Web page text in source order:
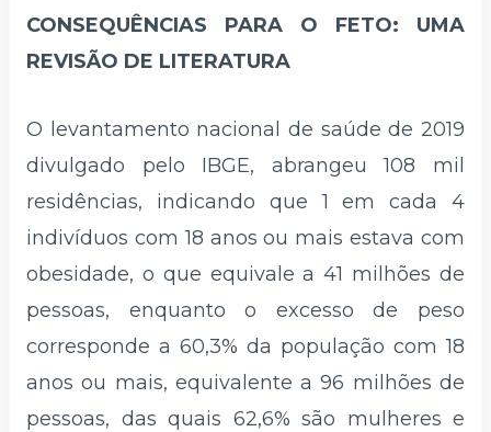
CONSEQUÊNCIAS PARA O FETO: UMA
REVISÃO DE LITERATURA
O levantamento nacional de saúde de 2019
divulgado pelo IBGE, abrangeu 108 mil
residências, indicando que 1 em cada 4
indivíduos com 18 anos ou mais estava com
obesidade, o que equivale a 41 milhões de
pessoas, enquanto o excesso de peso
corresponde a 60,3% da população com 18
anos ou mais, equivalente a 96 milhões de
pessoas, das quais 62,6% são mulheres e